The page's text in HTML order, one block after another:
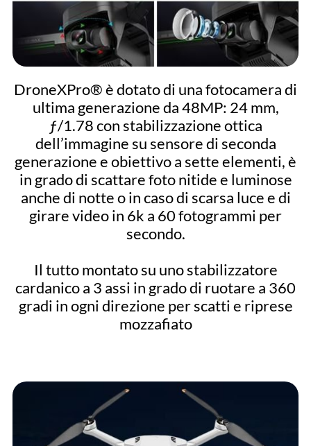
DroneXPro® è dotato di una fotocamera di
ultima generazione da 48MP: 24 mm,
ƒ/1.78 con stabilizzazione ottica
dell’immagine su sensore di seconda
generazione e obiettivo a sette elementi, è
in grado di scattare foto nitide e luminose
anche di notte o in caso di scarsa luce e di
girare video in 6k a 60 fotogrammi per
secondo.
Il tutto montato su uno stabilizzatore
cardanico a 3 assi in grado di ruotare a 360
gradi in ogni direzione per scatti e riprese
mozzafiato